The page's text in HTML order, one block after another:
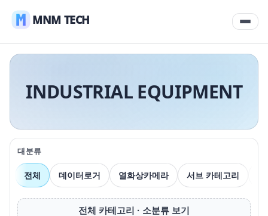
MNM TECH
INDUSTRIAL EQUIPMENT
대분류
전체 데이터로거 열화상카메라 서브 카테고리
전체 카테고리 · 소분류 보기